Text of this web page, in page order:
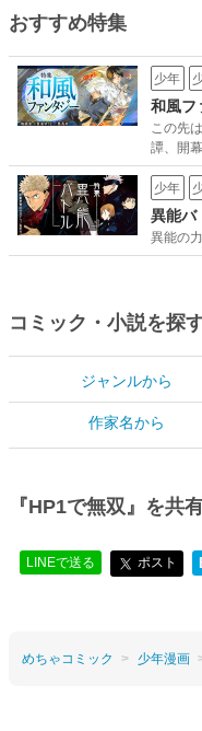
おすすめ特集
少年
和風フ
この先
譚、開幕
少年
異能バ
異能の
コミック・小説を探
ジャンルから
作家名から
『HP1で無双』を共
LINEで送る ポスト
めちゃコミック 少年漫画